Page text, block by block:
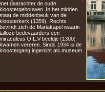
met daarachter de oude
kloostergebouwen. In het midden
staat de middenbeuk van de
kloosterkerk (1359). Rechts
bevindt zich de Mariakapel waarin
talloze bedevaarders een
miraculeus O.L.V-beeldje (1300)
kwamen vereren. Sinds 1934 is de
kloostergang ingericht als museum.